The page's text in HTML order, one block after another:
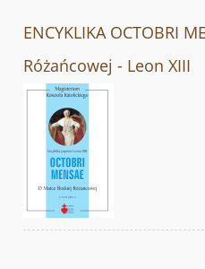
ENCYKLIKA OCTOBRI
Różańcowej - Leon XIII